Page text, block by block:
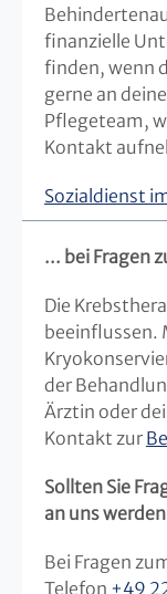
finanzielle
finden, wenn
gerne an
Pflegeteam,
Kontakt
Sozialdienst
... bei Fragen
Die
beeinflussen.
der
Ärztin oder
Kontakt zur
Sollten Sie
an uns
Bei Fragen
Telefon +49